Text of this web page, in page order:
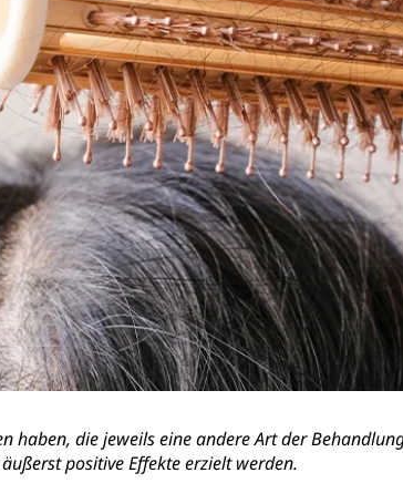
haben, die jeweils eine andere Art der
positive Effekte erzielt werden.